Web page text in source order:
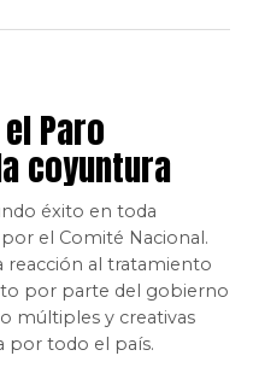
Paro
coyuntura
éxito en toda
el Comité Nacional.
reacción al tratamiento
por parte del gobierno
múltiples y creativas
por todo el país.